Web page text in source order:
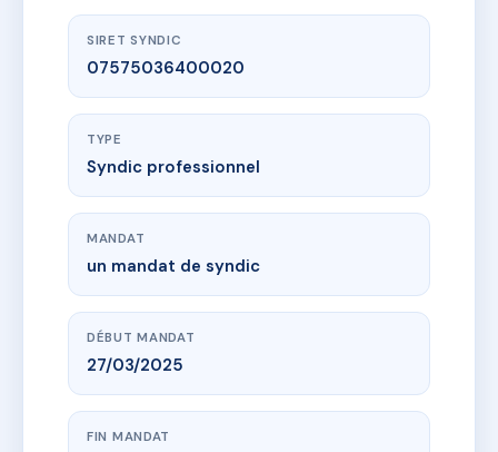
SIRET SYNDIC
07575036400020
TYPE
Syndic professionnel
MANDAT
un mandat de syndic
DÉBUT MANDAT
27/03/2025
FIN MANDAT